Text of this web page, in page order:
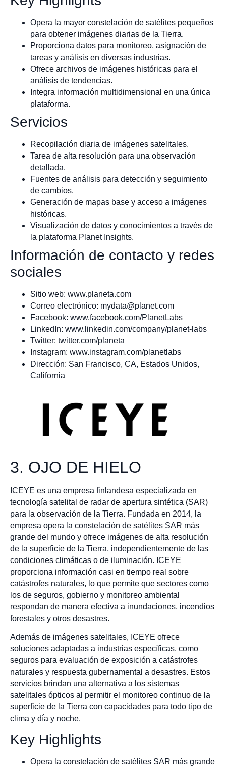
Opera la mayor constelación de satélites pequeños
para obtener imágenes diarias de la Tierra.
Proporciona datos para monitoreo, asignación de
tareas y análisis en diversas industrias.
Ofrece archivos de imágenes históricas para el
análisis de tendencias.
Integra información multidimensional en una única
plataforma.
Servicios
Recopilación diaria de imágenes satelitales.
Tarea de alta resolución para una observación
detallada.
Fuentes de análisis para detección y seguimiento
de cambios.
Generación de mapas base y acceso a imágenes
históricas.
Visualización de datos y conocimientos a través de
la plataforma Planet Insights.
Información de contacto y redes
sociales
Sitio web: www.planeta.com
Correo electrónico: mydata@planet.com
Facebook: www.facebook.com/PlanetLabs
LinkedIn: www.linkedin.com/company/planet-labs
Twitter: twitter.com/planeta
Instagram: www.instagram.com/planetlabs
Dirección: San Francisco, CA, Estados Unidos,
California
3. OJO DE HIELO
ICEYE es una empresa finlandesa especializada en
tecnología satelital de radar de apertura sintética (SAR)
para la observación de la Tierra. Fundada en 2014, la
empresa opera la constelación de satélites SAR más
grande del mundo y ofrece imágenes de alta resolución
de la superficie de la Tierra, independientemente de las
condiciones climáticas o de iluminación. ICEYE
proporciona información casi en tiempo real sobre
catástrofes naturales, lo que permite que sectores como
los de seguros, gobierno y monitoreo ambiental
respondan de manera efectiva a inundaciones, incendios
forestales y otros desastres.
Además de imágenes satelitales, ICEYE ofrece
soluciones adaptadas a industrias específicas, como
seguros para evaluación de exposición a catástrofes
naturales y respuesta gubernamental a desastres. Estos
servicios brindan una alternativa a los sistemas
satelitales ópticos al permitir el monitoreo continuo de la
superficie de la Tierra con capacidades para todo tipo de
clima y día y noche.
Key Highlights
Opera la constelación de satélites SAR más grande